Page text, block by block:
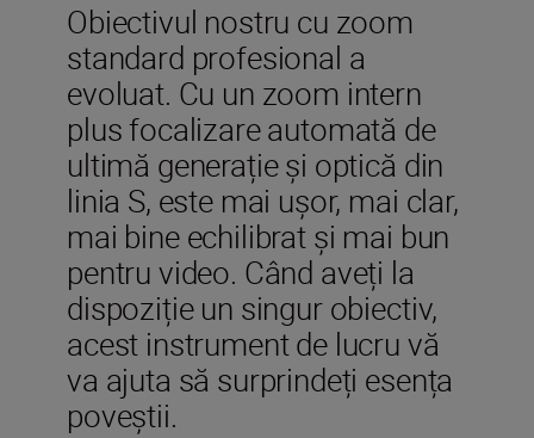
Obiectivul nostru cu zoom
standard profesional a
evoluat. Cu un zoom intern
plus focalizare automată de
ultimă generație și optică din
linia S, este mai ușor, mai clar,
mai bine echilibrat și mai bun
pentru video. Când aveți la
dispoziție un singur obiectiv,
acest instrument de lucru vă
va ajuta să surprindeți esența
poveștii.